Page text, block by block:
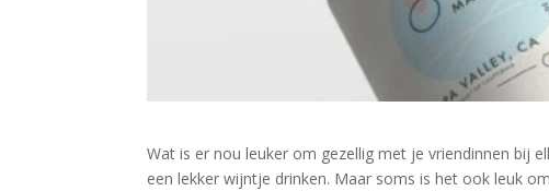
Wat is er nou leuker om gezellig met je vriendinnen bij
een lekker wijntje drinken. Maar soms is het ook leuk